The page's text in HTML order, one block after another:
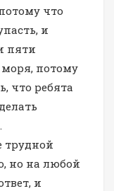
что
и
пяти
потому
что ребята
трудной
но на любой
и